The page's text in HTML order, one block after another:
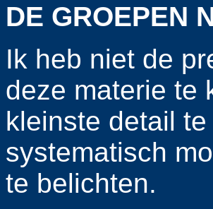
DE GROEPEN
Ik heb niet de
deze materie te
kleinste detail
systematisch
te belichten.